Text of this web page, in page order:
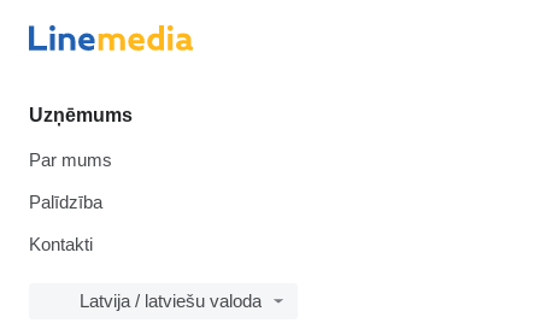
Uzņēmums
Par mums
Palīdzība
Kontakti
Latvija / latviešu valoda